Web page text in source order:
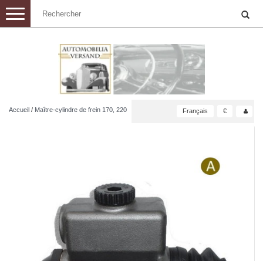
Toggle
navigation
Accueil / Maître-cylindre de frein 170, 220 Français €